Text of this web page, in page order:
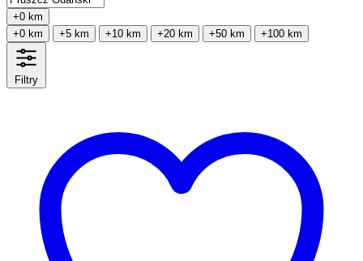
+0 km
+0 km
+5 km +10 km +20 km +50 km +100 km
Filtry